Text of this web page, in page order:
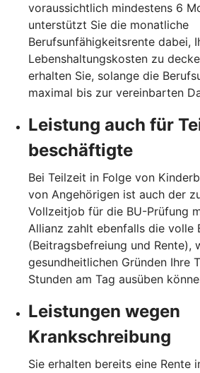
voraussichtlich mindestens 6
unterstützt Sie die monatliche
Berufsunfähigkeitsrente dabei,
Lebenshaltungskosten zu
erhalten Sie, solange die
maximal bis zur vereinbarten
Leistung auch für
beschäftigte
Bei Teilzeit in Folge von
von Angehörigen ist auch der
Vollzeitjob für die BU-Prüfung
Allianz zahlt ebenfalls die volle
(Beitragsbefreiung und Rente),
gesundheitlichen Gründen Ihre
Stunden am Tag ausüben
Leistungen wegen
Krankschreibung
Sie erhalten bereits eine Rente